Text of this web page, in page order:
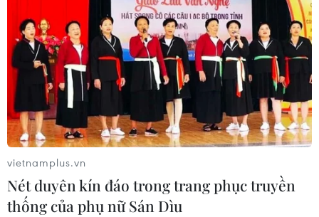
Cầu Đắk Lung sập sau cú
tông của xe tải cẩu, 2 người thoát
chết
06/08/2026 09:00
Xem thêm
vietnamplus.vn
Nét duyên kín đáo trong trang phục truyền
thống của phụ nữ Sán Dìu